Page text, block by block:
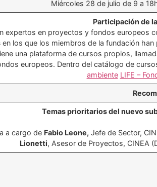
Miércoles 28 de julio de 9 a
Participación de
expertos en proyectos y fondos europeos
en los que los miembros de la fundación han
una plataforma de cursos propios,
europeos. Dentro del catálogo de
ambiente LIFE –
Temas prioritarios del nuevo
a cargo de Fabio Leone, Jefe de Sector,
Lionetti, Asesor de Proyectos, CINEA